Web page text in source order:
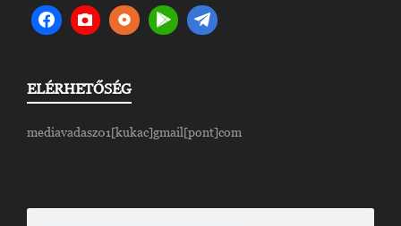
ELÉRHETŐSÉG
mediavadasz01[kukac]gmail[pont]com